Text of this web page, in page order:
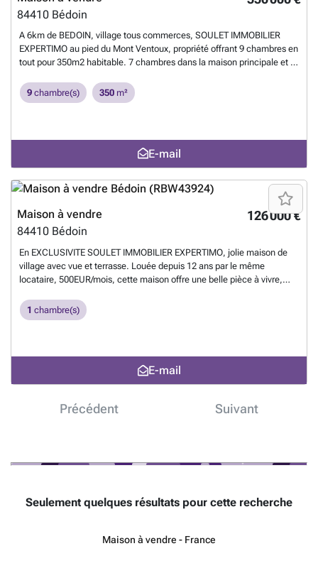
84410 Bédoin
A 6km de BEDOIN, village tous commerces, SOULET IMMOBILIER
EXPERTIMO au pied du Mont Ventoux, propriété offrant 9 chambres en
tout pour 350m2 habitable. 7 chambres dans la maison principale et 2
permet également de bâtir une villa de 54m2 sur le terrain, vous
offrant encore un potentiel locatif supplémentaire. Le parc de 1800
superbe séjour avec cheminée permettant d'accueillir aisément 15 à
20 personnes. Avec une rentabilité autour de 12% net, tout frais
déduits, vous ne trouverez pas cette occasion très souvent. Grande
maison de famille ou investissement en gîte. Contactez l'agence
SOULET IMMOBILIER-EXPERTIMO au ### rcs avignon 482182904,
honoraires charge vendeur. 1 - Annonce rédigée et publiée par un
Agent Mandataire -
9 chambre(s) 350 m²
E-mail
126 000 €
Maison à vendre
84410 Bédoin
En EXCLUSIVITE SOULET IMMOBILIER EXPERTIMO, jolie maison de
village avec vue et terrasse. Louée depuis 12 ans par le même
locataire, 500EUR/mois, cette maison offre une belle pièce à vivre,
terre au pied du Mont Ventoux et récupérer la maison un jour ou
l'autre. Contactez l'agence SOULET IMMOBILIER EXPERTIMO de
plus ?
1 chambre(s)
E-mail
Précédent Suivant
Seulement quelques résultats pour cette recherche
Maison à vendre - France